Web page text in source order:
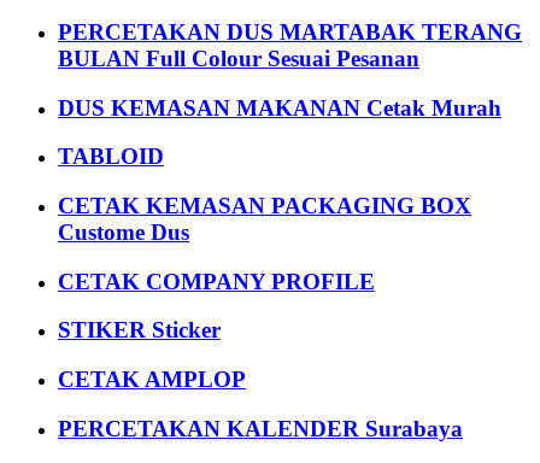
PERCETAKAN DUS MARTABAK TERANG
BULAN Full Colour Sesuai Pesanan
DUS KEMASAN MAKANAN Cetak Murah
TABLOID
CETAK KEMASAN PACKAGING BOX
Custome Dus
CETAK COMPANY PROFILE
STIKER Sticker
CETAK AMPLOP
PERCETAKAN KALENDER Surabaya